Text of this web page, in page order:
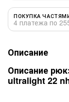
ПОКУПКА
4 платежа по
Описание
Описание
ultralight 22